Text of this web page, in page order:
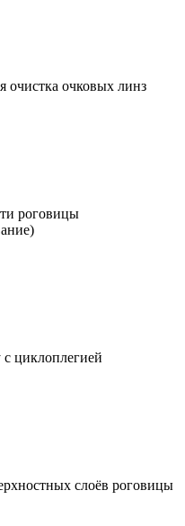
очистка очковых линз
роговицы
циклоплегией
слоёв роговицы